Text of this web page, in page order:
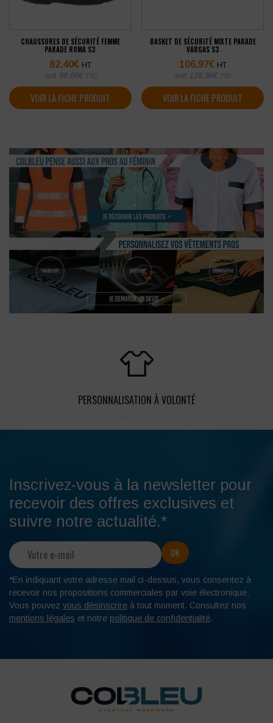
CHAUSSURES DE SÉCURITÉ FEMME
PARADE ROMA S3
82,40€ HT
soit 98,88€ TTC
VOIR LA FICHE PRODUIT
BASKET DE SÉCURITÉ MIXTE PARADE
VARGAS S3
106,97€ HT
soit 128,36€ TTC
VOIR LA FICHE PRODUIT
PERSONNALISATION À VOLONTÉ
Inscrivez-vous à la newsletter pour
recevoir des offres exclusives et
suivre notre actualité.*
*En indiquant votre adresse mail ci-dessus, vous consentez à
recevoir nos propositions commerciales par voie électronique.
Vous pouvez vous désinscrire à tout moment. Consultez nos
mentions légales et notre politique de confidentialité.